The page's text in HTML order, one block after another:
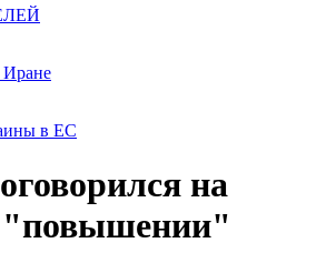
в ЕС
на
"повышении"